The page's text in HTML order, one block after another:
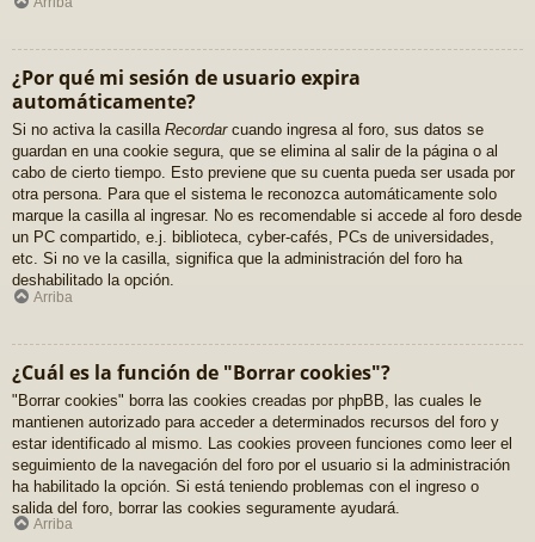
¿Por qué mi sesión de usuario expira
automáticamente?
Si no activa la casilla Recordarcuando ingresa al foro, sus datos se
guardan en una cookie segura, que se elimina al salir de la página o al
cabo de cierto tiempo. Esto previene que su cuenta pueda ser usada por
otra persona. Para que el sistema le reconozca automáticamente solo
marque la casilla al ingresar. No es recomendable si accede al foro desde
un PC compartido, e.j. biblioteca, cyber-cafés, PCs de universidades,
etc. Si no ve la casilla, significa que la administración del foro ha
deshabilitado la opción.
Arriba
¿Cuál es la función de "Borrar cookies"?
"Borrar cookies" borra las cookies creadas por phpBB, las cuales le
mantienen autorizado para acceder a determinados recursos del foro y
estar identificado al mismo. Las cookies proveen funciones como leer el
seguimiento de la navegación del foro por el usuario si la administración
ha habilitado la opción. Si está teniendo problemas con el ingreso o
salida del foro, borrar las cookies seguramente ayudará.
Arriba